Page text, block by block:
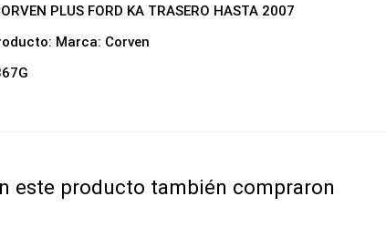
PLUS FORD KA TRASERO HASTA 2007
Marca: Corven
este producto también compraron